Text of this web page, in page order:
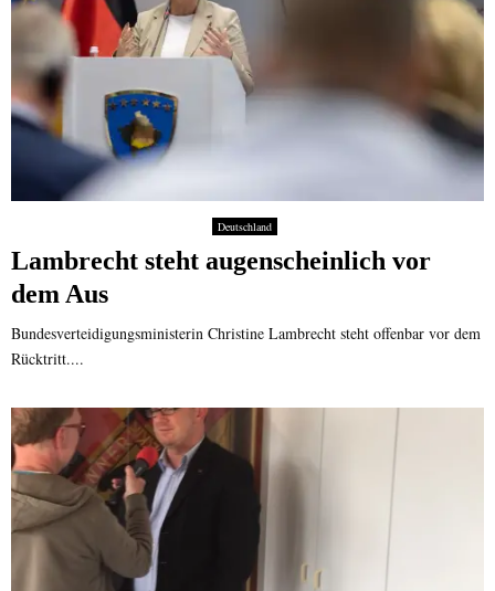
Deutschland
Lambrecht steht augenscheinlich vor
dem Aus
Bundesverteidigungsministerin Christine Lambrecht steht offenbar vor dem
Rücktritt....